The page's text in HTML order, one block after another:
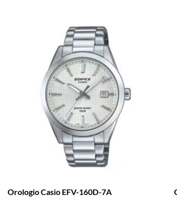
Orologio Casio EFV-160D-7A